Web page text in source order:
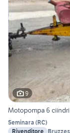
9
Motopompa 6 ciindri
Seminara (RC)
Rivenditore